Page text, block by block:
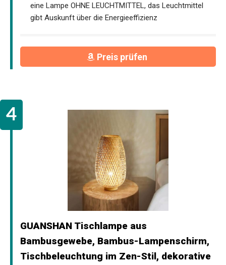
eine Lampe OHNE LEUCHTMITTEL, das Leuchtmittel
gibt Auskunft über die Energieeffizienz
Preis prüfen
GUANSHAN Tischlampe aus
Bambusgewebe, Bambus-Lampenschirm,
Tischbeleuchtung im Zen-Stil, dekorative